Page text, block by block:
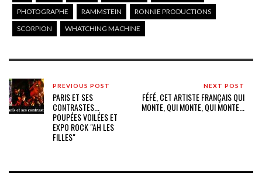
PHOTOGRAPHE
RAMMSTEIN
RONNIE PRODUCTIONS
SCORPION
WHATCHING MACHINE
PREVIOUS POST
PARIS ET SES
CONTRASTES...
POUPÉES VOILÉES ET
EXPO ROCK "AH LES
FILLES"
NEXT POST
FÉFÉ, CET ARTISTE FRANÇAIS QUI
MONTE, QUI MONTE, QUI MONTE...